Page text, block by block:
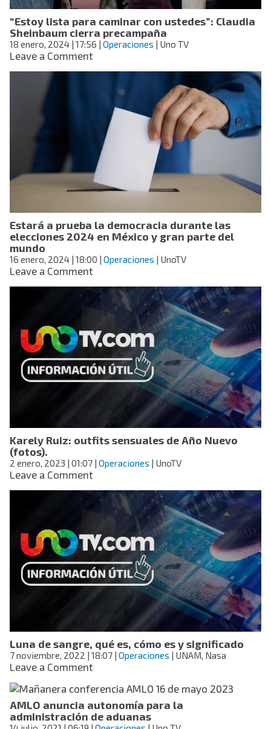
“Estoy lista para caminar con ustedes”: Claudia
Sheinbaum cierra precampaña
18 enero, 2024 | 17:56 Operaciones | Uno TV
Leave a Commenton
ustedes”:
Claudia
Sheinbaum
cierra
precampaña
Estará a prueba la democracia durante las
elecciones 2024 en México y gran parte del
mundo
16 enero, 2024 | 18:00 Operaciones | UnoTV
Leave a Commenton
prueba
democracia
durante
las
elecciones
2024
en
gran
parte
mundo
Karely Ruiz: outfits sensuales de Año Nuevo
(fotos).
2 enero, 2023 | 01:07 Operaciones | UnoTV
Leave a Commenton
Ruiz:
outfits
sensuales
de
Año
Nuevo
(fotos).
Luna de sangre, qué es, cómo es y significado
7 noviembre, 2022 | 18:07 Operaciones | UNAM, Nasa
Leave a Commenton
de
sangre,
qué
AMLO anuncia autonomía para la
administración de aduanas